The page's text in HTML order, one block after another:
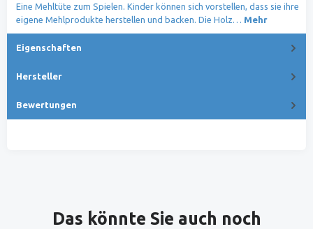
Eine Mehltüte zum Spielen. Kinder können sich vorstellen, dass sie ihre
eigene Mehlprodukte herstellen und backen. Die Holz… Mehr
Eigenschaften
Hersteller
Bewertungen
Produktgalerie überspringen
Das könnte Sie auch noch